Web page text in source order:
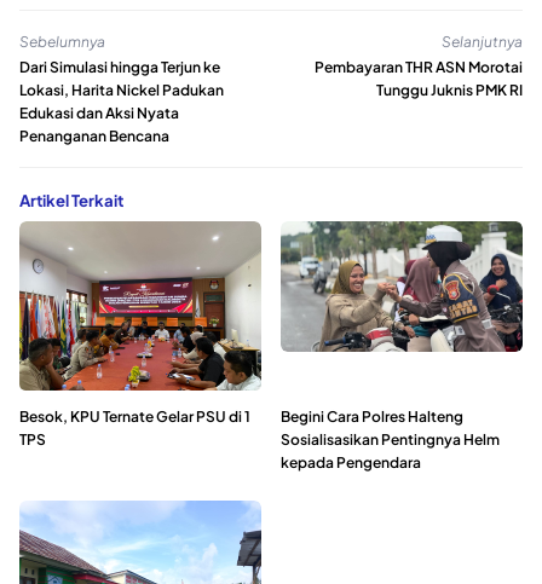
Sebelumnya
Dari Simulasi hingga Terjun ke
Lokasi, Harita Nickel Padukan
Edukasi dan Aksi Nyata
Penanganan Bencana
Selanjutnya
Pembayaran THR ASN Morotai
Tunggu Juknis PMK RI
Artikel Terkait
Besok, KPU Ternate Gelar PSU di 1
TPS
Begini Cara Polres Halteng
Sosialisasikan Pentingnya Helm
kepada Pengendara